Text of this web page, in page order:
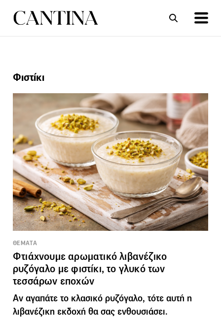
Φιστίκι
ΘΕΜΑΤΑ
Φτιάχνουμε αρωματικό λιβανέζικο
ρυζόγαλο με φιστίκι, το γλυκό των
τεσσάρων εποχών
Αν αγαπάτε το κλασικό ρυζόγαλο, τότε αυτή η
λιβανέζικη εκδοχή θα σας ενθουσιάσει.